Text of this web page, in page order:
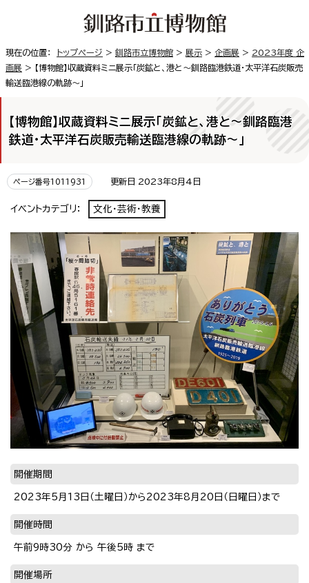
現在の位置： トップページ > 釧路市立博物館 > 展示 > 企画展 > 2023年度 企
画展 > 【博物館】収蔵資料ミニ展示「炭鉱と、港と〜釧路臨港鉄道・太平洋石炭販売
輸送臨港線の軌跡〜」
【博物館】収蔵資料ミニ展示「炭鉱と、港と〜釧路臨港
鉄道・太平洋石炭販売輸送臨港線の軌跡〜」
ページ番号1011931 更新日 2023年8月4日
イベントカテゴリ： 文化・芸術・教養
開催期間
2023年5月13日（土曜日）から2023年8月20日（日曜日）まで
開催時間
午前9時30分 から 午後5時 まで
開催場所